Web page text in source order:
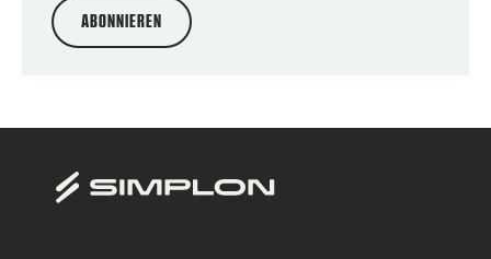
ABONNIEREN